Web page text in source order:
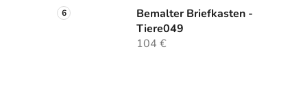
Bemalter Briefkasten -
Tiere049
104 €